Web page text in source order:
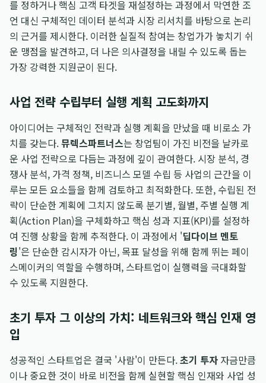
를 정하거나 핵심 고객 타겟을 재설정하는 과정에서 막연한 조
언 대신 구체적인 데이터 분석과 시장 리서치를 바탕으로 논리
의 근거를 제시한다. 이러한 실질적 참여는 창업가가 놓치기 쉬
운 맹점을 발견하고, 더 나은 의사결정을 내릴 수 있도록 돕는
가장 강력한 지원군이 된다.
사업 전략 수립부터 실행 계획 고도화까지
아이디어는 구체적인 전략과 실행 계획을 만났을 때 비로소 가
치를 갖는다.뮤렉스파트너스는 창업팀이 가진 비전을 날카로
운 사업 전략으로 다듬는 과정에 깊이 관여한다. 시장 분석, 경
쟁사 분석, 가격 정책, 비즈니스 모델 수립 등 사업의 근간을 이
루는 모든 요소들을 함께 검토하고 최적화한다. 또한, 수립된 전
략이 단순한 계획에 그치지 않도록 분기별, 월별, 주별 실행 계
획(Action Plan)을 구체화하고 핵심 성과 지표(KPI)를 설정하
여 진행 상황을 함께 추적한다. 이 과정에서 '딥다이브 멘토
링'은 단순한 감시자가 아닌, 목표 달성을 위해 함께 뛰는 페이
스메이커의 역할을 수행하며, 스타트업이 실행력을 극대화할
수 있도록 지원한다.
초기 투자 그 이상의 가치: 네트워크와 핵심 인재 영
입
성공적인 스타트업은 결국 '사람'이 만든다.초기 투자 자금만큼
이나 중요한 것이 바로 비전을 함께 실현할 핵심 인재와 사업 성